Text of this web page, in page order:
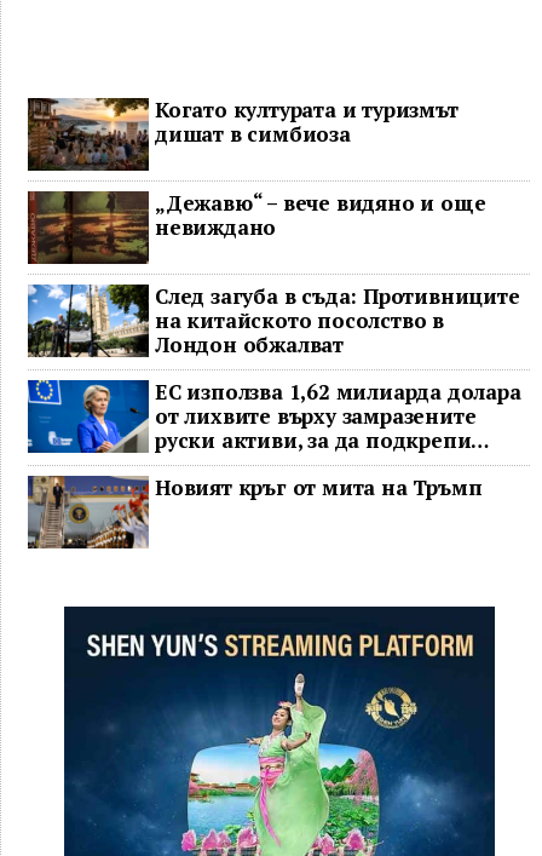
Когато културата и туризмът
дишат в симбиоза
„Дежавю“ – вече видяно и още
невиждано
След загуба в съда: Противниците
на китайското посолство в
Лондон обжалват
ЕС използва 1,62 милиарда долара
от лихвите върху замразените
руски активи, за да подкрепи
Украйна
Новият кръг от мита на Тръмп